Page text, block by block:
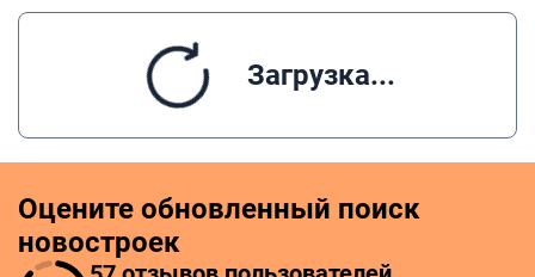
Загрузка...
Оцените обновленный поиск
новостроек